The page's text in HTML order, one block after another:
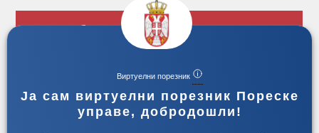
Потребно вам је пореско уверење?
Виртуелни порезник
Ја сам виртуелни порезник Пореске
управе, добродошли!